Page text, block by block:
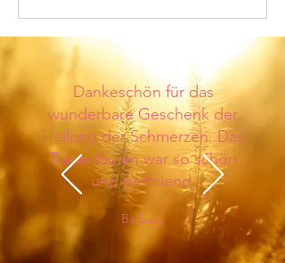
Dankeschön für das
wunderbare Geschenk der
Heilung der Schmerzen. Das
Tränenlaufen war so schön
und befreiend.
Barbara